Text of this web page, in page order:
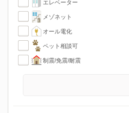
エレベーター
メゾネット
オール電化
ペット相談可
制震/免震/耐震